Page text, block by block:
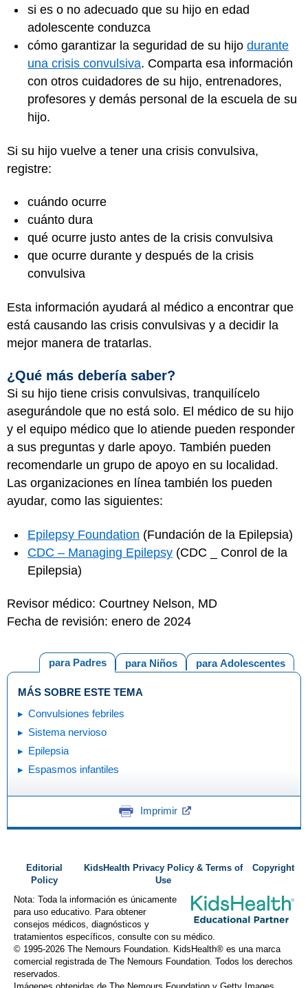
si es o no adecuado que su hijo en edad
adolescente conduzca
cómo garantizar la seguridad de su hijo durante
una crisis convulsiva. Comparta esa información
con otros cuidadores de su hijo, entrenadores,
profesores y demás personal de la escuela de su
hijo.
Si su hijo vuelve a tener una crisis convulsiva,
registre:
cuándo ocurre
cuánto dura
qué ocurre justo antes de la crisis convulsiva
que ocurre durante y después de la crisis
convulsiva
Esta información ayudará al médico a encontrar que
está causando las crisis convulsivas y a decidir la
mejor manera de tratarlas.
¿Qué más debería saber?
Si su hijo tiene crisis convulsivas, tranquilícelo
asegurándole que no está solo. El médico de su hijo
y el equipo médico que lo atiende pueden responder
a sus preguntas y darle apoyo. También pueden
recomendarle un grupo de apoyo en su localidad.
Las organizaciones en línea también los pueden
ayudar, como las siguientes:
Epilepsy Foundation (Fundación de la Epilepsia)
CDC – Managing Epilepsy (CDC _ Conrol de la
Epilepsia)
Revisor médico: Courtney Nelson, MD
Fecha de revisión: enero de 2024
para Adolescentes
para Niños
para Padres
MÁS SOBRE ESTE TEMA
Convulsiones febriles
Sistema nervioso
Epilepsia
Espasmos infantiles
Imprimir
Editorial
Policy
KidsHealth Privacy Policy & Terms of
Use
Copyright
Nota: Toda la información es únicamente
para uso educativo. Para obtener
consejos médicos, diagnósticos y
tratamientos específicos, consulte con su médico.
© 1995-2026 The Nemours Foundation. KidsHealth® es una marca
comercial registrada de The Nemours Foundation. Todos los derechos
reservados.